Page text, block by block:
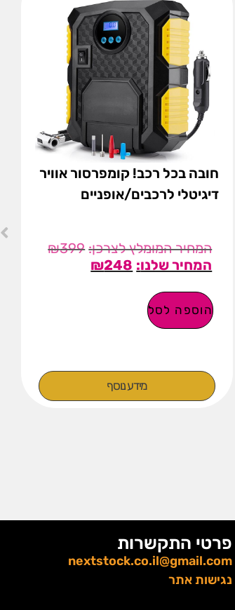
חובה בכל רכב! קומפרסור אוויר
דיגיטלי לרכבים/אופניים
₪399
₪248
הוספה לסל
מידע נוסף
פרטי התקשרות
nextstock.co.il@gmail.com
נגישות אתר